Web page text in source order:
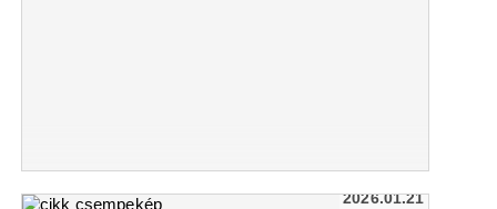
2026.01.21